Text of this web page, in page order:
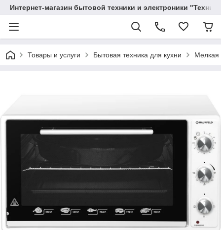
Интернет-магазин бытовой техники и электроники
Товары и услуги Бытовая техника для кухни Мелкая